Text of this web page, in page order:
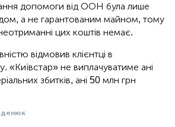
допомоги від ООН була лише
а не гарантованим майном, тому
цих коштів немає.
відмовив клієнтці в
«Київстар» не виплачуватиме ані
збитків, ані 50 млн грн